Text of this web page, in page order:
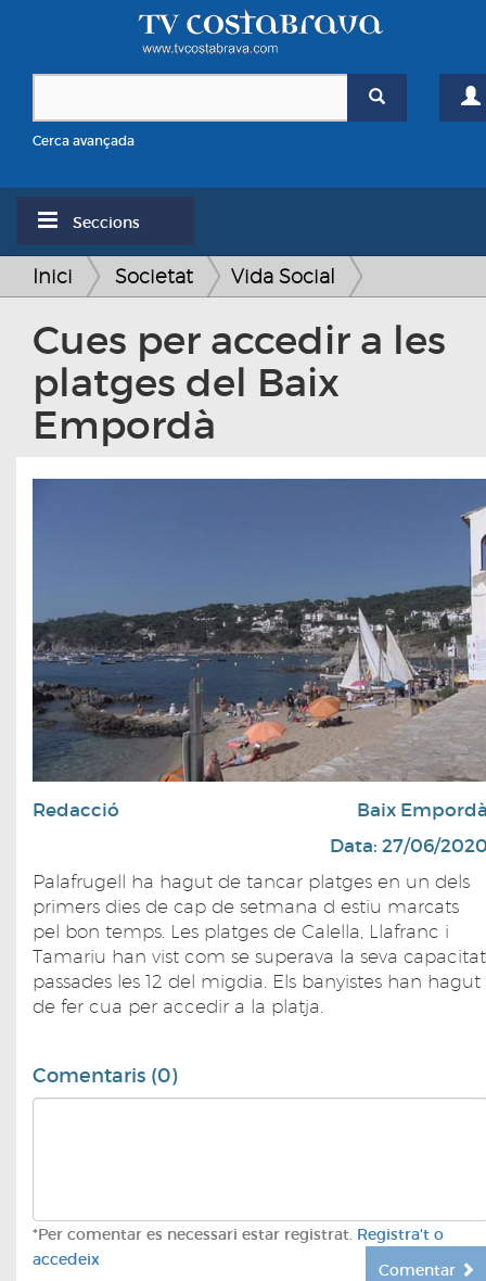
Cerca avançada
Seccions
Inici Societat Vida Social
Cues per accedir a les
platges del Baix
Empordà
Redacció
Baix
Data: 27/06/
Palafrugell ha hagut de tancar platges en un dels
primers dies de cap de setmana d estiu marcats
pel bon temps. Les platges de Calella, Llafranc i
Tamariu han vist com se superava la seva capacitat
passades les 12 del migdia. Els banyistes han hagut
de fer cua per accedir a la platja.
Comentaris (0)
*Per comentar es necessari estar registrat. Registra't o
accedeix
Comentar